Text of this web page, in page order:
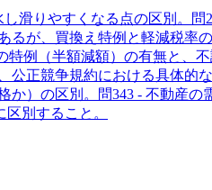
滑りやすくなる点の区別。 問
るが、買換え特例と軽減税率
例（半額減額）の有無と、不
正競争規約における具体的
か）の区別。 問343 - 不動産の
別すること。